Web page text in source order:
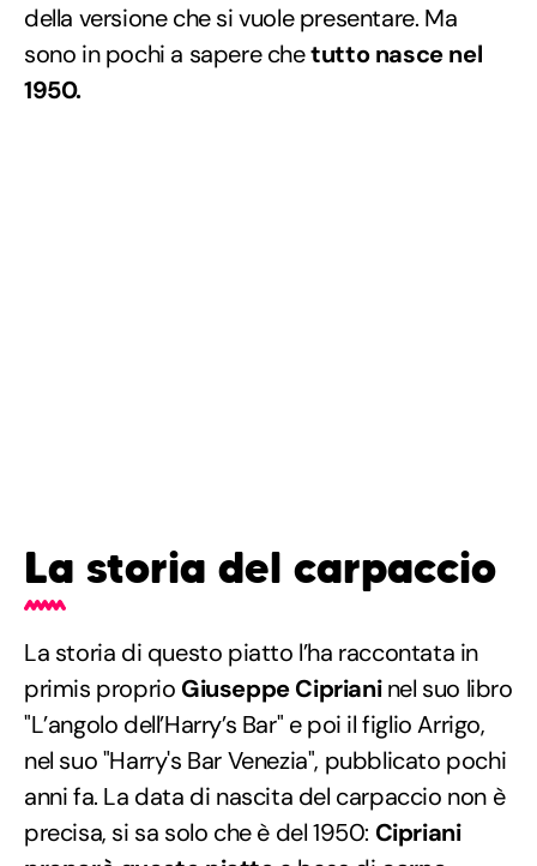
della versione che si vuole presentare. Ma
sono in pochi a sapere chetutto nasce nel
1950.
La storia del carpaccio
La storia di questo piatto l’ha raccontata in
primis proprio Giuseppe Ciprianinel suo libro
"L’angolo dell’Harry’s Bar" e poi il figlio Arrigo,
nel suo "Harry's Bar Venezia", pubblicato pochi
anni fa. La data di nascita del carpaccio non è
precisa, si sa solo che è del 1950: Cipriani